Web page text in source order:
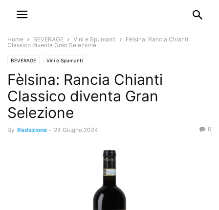
Home BEVERAGE Vini e Spumanti
Fèlsina: Rancia Chianti
Classico diventa Gran Selezione
BEVERAGE Vini e Spumanti
Fèlsina: Rancia Chianti
Classico diventa Gran
Selezione
By Redazione - 24 Giugno 2024 0